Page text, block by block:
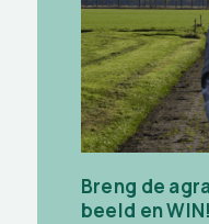
Breng de
beeld en WIN!